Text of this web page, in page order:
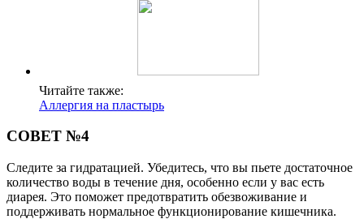
Читайте также:
Аллергия на пластырь
СОВЕТ №4
Следите за гидратацией. Убедитесь, что вы пьете достаточное
количество воды в течение дня, особенно если у вас есть
диарея. Это поможет предотвратить обезвоживание и
поддерживать нормальное функционирование кишечника.